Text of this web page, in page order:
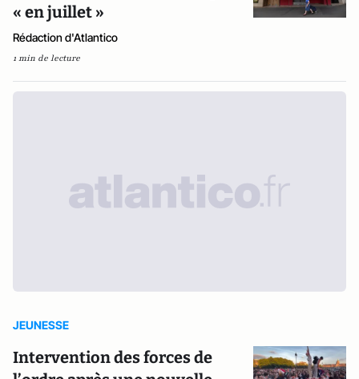
« en juillet »
Rédaction d'Atlantico
1 min de lecture
JEUNESSE
Intervention des forces de